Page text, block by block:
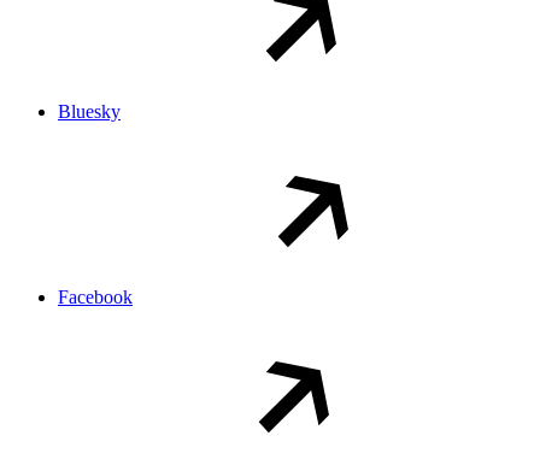
Bluesky
Facebook